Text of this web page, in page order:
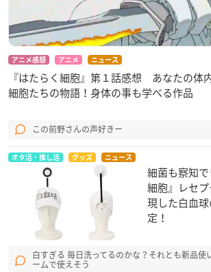
アニメ感想 アニメ ニュース
『はたらく細胞』第１話感想 あなたの体
細胞たちの物語！身体の事も学べる作品
この前野さんの声好きー
オタ活・推し活 グッズ ニュース
細菌も察知
細胞』レセ
現した白血
定！
白すぎる 毎日洗ってるのかな？それとも新品使
ームで使えそう